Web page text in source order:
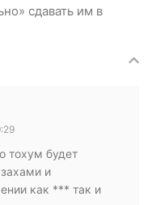
сдавать им в
тохум будет
и
как *** так и